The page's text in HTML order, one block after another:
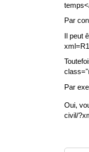
Par
Il peut
Par
Oui,
civil/